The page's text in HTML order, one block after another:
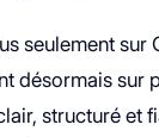
seulement
désormais sur
structuré et